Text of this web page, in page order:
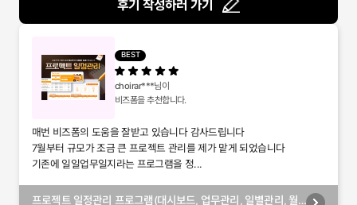
후기 작성하러 가기
BEST
choirar***님이
비즈폼을 추천합니다.
매번 비즈폼의 도움을 잘받고 있습니다 감사드립니다
7월부터 규모가 조금 큰 프로젝트 관리를 제가 맡게 되었습니다
기존에 일일업무일지라는 프로그램을 정...
프로젝트 일정관리 프로그램(대시보드, 업무관리, 일별관리, 월